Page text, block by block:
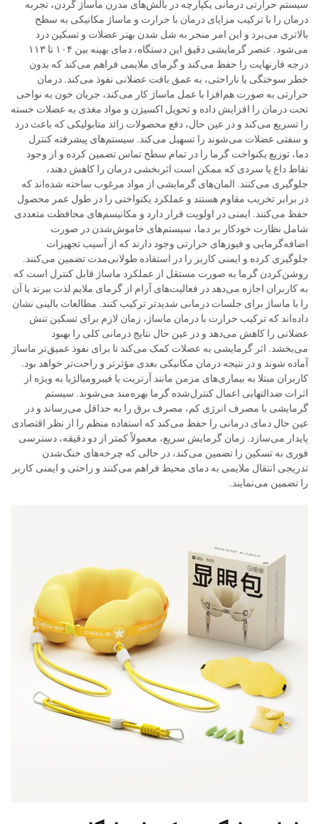
سیستم حرارتی درمانی یکپارچه در بالش‌های مدرن ماساژ گردن، تجربه
درمان را با ترکیب مزایای درمان با حرارت و ماساژ مکانیکی به سطح
بالاتری می‌برد و این امر منجر به شل شدن بهتر عضلات و تسکین درد
می‌شود. عنصر گرمایشی دقیق این دستگاه، دمای بهینه بین ۱۰۴ تا ۱۱۳
درجه فارنهایت را حفظ می‌کند و گرمای ملایمی فراهم می‌کند که بدون
خطر سوختگی یا ناراحتی، به عمق بافت عضلانی نفوذ می‌کند. درمان
حرارتی به صورت هم‌افزا با عمل ماساژ کار می‌کند، جریان خون به نواحی
تحت درمان را افزایش داده و تحویل اکسیژن و مواد مغذی به عضلات خسته
را تسریع می‌کند و در عین حال، دفع محصولات زائد متابولیکی که باعث درد
و سفتی عضلات می‌شوند را تسهیل می‌کند. سیستم‌های پیشرفته کنترل
دما، توزیع یکنواخت گرما را در تمام سطح تماس تضمین کرده و از وجود
نقاط داغ یا سردی که ممکن است اثربخشی درمان را کاهش دهند،
جلوگیری می‌کنند. المان‌های گرمایشی از مواد مرغوب ساخته شده‌اند که
در برابر تخریب مقاوم هستند و عملکرد یکنواختی را در طول عمر محصول
حفظ می‌کنند. ایمنی در اولویت قرار دارد و مکانیسم‌های محافظت متعددی
شامل نظارت خودکار بر دما، سیستم‌های خاموش‌شدن در صورت
اضافه‌گرمایی و فیوزهای حرارتی وجود دارند که از آسیب تجهیزات
جلوگیری کرده و ایمنی کاربر را در استفاده طولانی‌مدت تضمین می‌کنند.
روشن‌کردن گرما به صورت مستقل از عملکرد ماساژ قابل کنترل است که
به کاربران اجازه می‌دهد در فعالیت‌های آرام از گرمای ملایم لذت ببرند یا آن
را با ماساژ برای جلسات درمانی شدیدتر ترکیب کنند. مطالعات بالینی نشان
داده‌اند که ترکیب حرارت با درمان ماساژ، زمان لازم برای تسکین تنش
عضلانی را کاهش می‌دهد و در عین حال نتایج درمانی کلی را بهبود
می‌بخشد. اثر گرمایشی به عضلات کمک می‌کند تا برای نفوذ عمیق‌تر ماساژ
آماده شوند و در نتیجه درمان مکانیکی بعدی مؤثرتر و راحت‌تر خواهد بود.
کاربران مبتلا به بیماری‌های مزمن مانند آرتریت یا فیبرومیالژیا به ویژه از
اثرات ضدالتهابی اعمال کنترل‌شده گرما بهره‌مند می‌شوند. سیستم
گرمایشی با مصرف انرژی کم، مصرف برق را به حداقل می‌رساند و در
عین حال دمای درمانی را حفظ می‌کند که استفاده منظم را از نظر اقتصادی
پایدار می‌سازد. زمان گرمایش سریع، معمولاً کمتر از دو دقیقه، دسترسی
فوری به تسکین را تضمین می‌کند، در حالی که چرخه‌های خنک‌شدن
تدریجی انتقال ملایمی به دمای محیط فراهم می‌کنند و راحتی و ایمنی کاربر
را تضمین می‌نمایند.